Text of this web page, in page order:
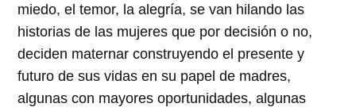
miedo, el temor, la alegría, se van hilando las
historias de las mujeres que por decisión o no,
deciden maternar construyendo el presente y
futuro de sus vidas en su papel de madres,
algunas con mayores oportunidades, algunas